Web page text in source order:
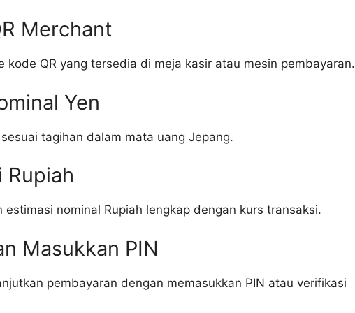
Merchant
kode QR yang tersedia di meja kasir atau mesin pembayaran.
Yen
tagihan dalam mata uang Jepang.
Rupiah
estimasi nominal Rupiah lengkap dengan kurs transaksi.
Masukkan PIN
pembayaran dengan memasukkan PIN atau verifikasi